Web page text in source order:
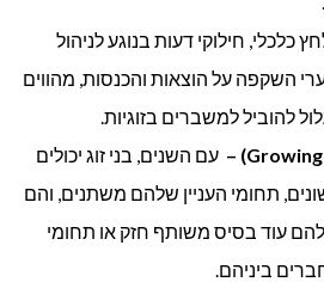
כלכלי, חילוקי דעות בנוגע לניהול
השקפה על הוצאות והכנסות, מהווים
להוביל למשברים בזוגיות.
) – עם השנים, בני זוג יכולים
תחומי העניין שלהם משתנים, והם
להם עוד בסיס משותף חזק או תחומי
ביניהם.